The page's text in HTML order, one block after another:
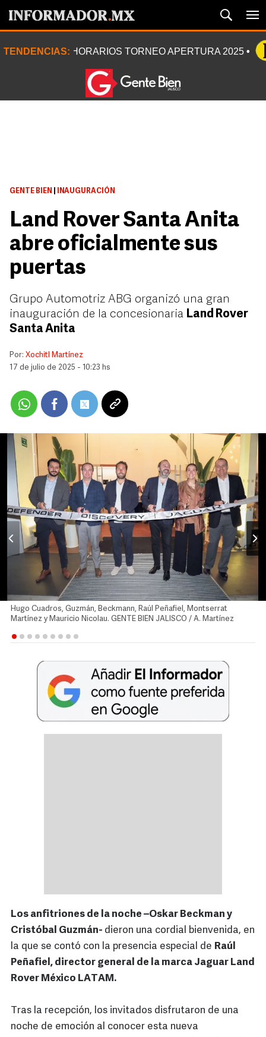
TENDENCIAS: HORARIOS TORNEO APERTURA 2025
GENTE BIEN INAUGURACIÓN
Land Rover Santa Anita
abre oficialmente sus
puertas
Grupo Automotriz ABG organizó una gran
inauguración de la concesionaria Land Rover
Santa Anita
Por: Xochitl Martínez
17 de julio de 2025 - 10:23 hs
Hugo Cuadros, Guzmán, Beckmann, Raúl Peñafiel, Montserrat
Martínez y Mauricio Nicolau. GENTE BIEN JALISCO / A. Martínez
Los anfitriones de la noche –Oskar Beckman y
Cristóbal Guzmán- dieron una cordial bienvenida, en
la que se contó con la presencia especial de Raúl
Peñafiel, director general de la marca Jaguar Land
Rover México LATAM.
Tras la recepción, los invitados disfrutaron de una
noche de emoción al conocer esta nueva